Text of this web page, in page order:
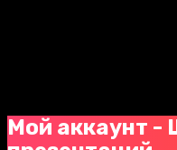
Мой аккаунт -